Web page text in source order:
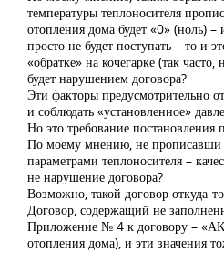
температуры теплоносителя
отопления дома будет «0» (ноль) –
просто не будет поступать – то и
«обратке» на кочегарке (так
будет нарушением договора?
Эти факторы предусмотрительно
и соблюдать «установленное»
Но это требование
По моему мнению, не прописавши
параметрами теплоносителя –
не нарушение договора?
Возможно, такой договор откуда-
Договор, содержащий не
Приложение № 4 к договору – «АКТ
отопления дома), и эти значения